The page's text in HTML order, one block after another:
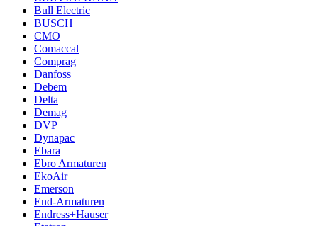
Bull Electric
BUSCH
CMO
Comaccal
Comprag
Danfoss
Debem
Delta
Demag
DVP
Dynapac
Ebara
Ebro Armaturen
EkoAir
Emerson
End-Armaturen
Endress+Hauser